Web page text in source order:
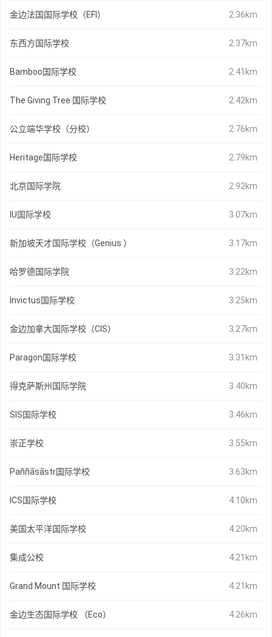
金边法国国际学校（EFI） 2.36km
东西方国际学校 2.37km
Bamboo国际学校 2.41km
The Giving Tree 国际学校 2.42km
公立端华学校（分校） 2.76km
Heritage国际学校 2.79km
北京国际学院 2.92km
IU国际学校 3.07km
新加坡天才国际学校（Genius ） 3.17km
哈罗德国际学院 3.22km
Invictus国际学校 3.25km
金边加拿大国际学校（CIS） 3.27km
Paragon国际学校 3.31km
得克萨斯州国际学院 3.40km
SIS国际学校 3.46km
崇正学校 3.55km
Paññāsāstr国际学校 3.63km
ICS国际学校 4.10km
美国太平洋国际学校 4.20km
集成公校 4.21km
Grand Mount 国际学校 4.21km
金边生态国际学校 （Eco） 4.26km